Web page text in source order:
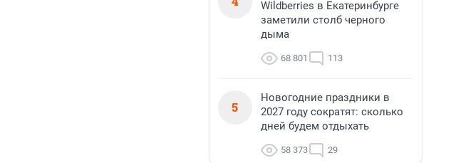
Wildberries в Екатеринбурге
заметили столб черного
дыма
68 801 113
5
Новогодние праздники в
2027 году сократят: сколько
дней будем отдыхать
58 373 29